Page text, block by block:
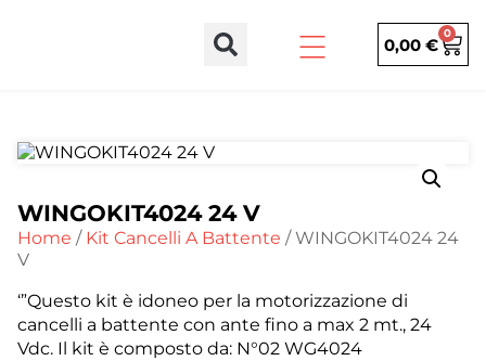
0,00 €
0
WINGOKIT4024 24 V
Home / Kit Cancelli A Battente / WINGOKIT4024 24
V
‘”Questo kit è idoneo per la motorizzazione di
cancelli a battente con ante fino a max 2 mt., 24
Vdc. Il kit è composto da: N°02 WG4024